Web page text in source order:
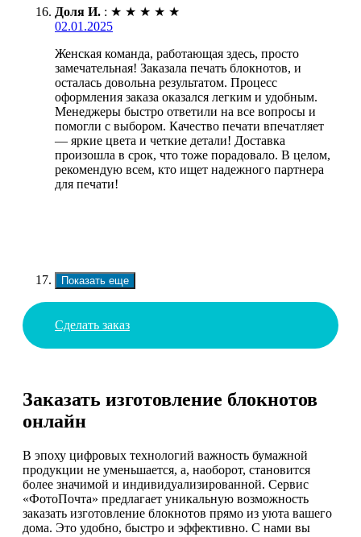
Доля И. : ★ ★ ★ ★ ★
02.01.2025
Женская команда, работающая здесь, просто
замечательная! Заказала печать блокнотов, и
осталась довольна результатом. Процесс
оформления заказа оказался легким и удобным.
Менеджеры быстро ответили на все вопросы и
помогли с выбором. Качество печати впечатляет
— яркие цвета и четкие детали! Доставка
произошла в срок, что тоже порадовало. В целом,
рекомендую всем, кто ищет надежного партнера
для печати!
Показать еще
Сделать заказ
Заказать изготовление блокнотов
онлайн
В эпоху цифровых технологий важность бумажной
продукции не уменьшается, а, наоборот, становится
более значимой и индивидуализированной. Сервис
«ФотоПочта» предлагает уникальную возможность
заказать изготовление блокнотов прямо из уюта вашего
дома. Это удобно, быстро и эффективно. С нами вы